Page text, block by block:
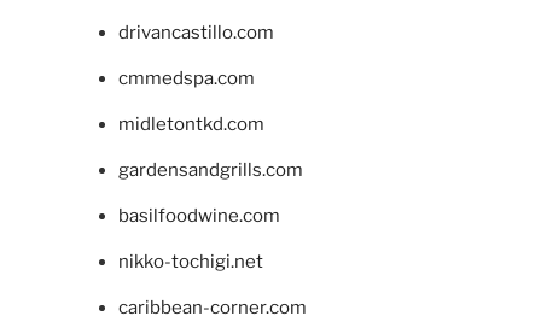
drivancastillo.com
cmmedspa.com
midletontkd.com
gardensandgrills.com
basilfoodwine.com
nikko-tochigi.net
caribbean-corner.com